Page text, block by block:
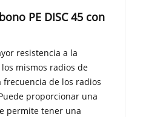
PE DISC 45 con
resistencia a la
mismos radios de
frecuencia de los radios
proporcionar una
permite tener una